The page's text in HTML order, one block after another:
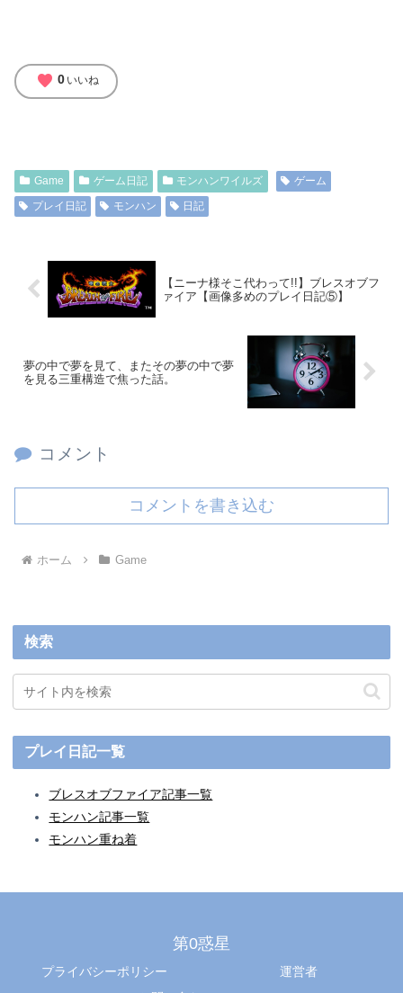
favorite 0 いいね
Game ゲーム日記 モンハンワイルズ
ゲーム
プレイ日記
モンハン 日記
【ニーナ様そこ代わって!!】ブレスオブフ
ァイア【画像多めのプレイ日記⑤】
夢の中で夢を見て、またその夢の中で夢
を見る三重構造で焦った話。
コメント
コメントを書き込む
ホーム Game
検索
プレイ日記一覧
ブレスオブファイア記事一覧
モンハン記事一覧
モンハン重ね着
第0惑星
プライバシーポリシー
運営者